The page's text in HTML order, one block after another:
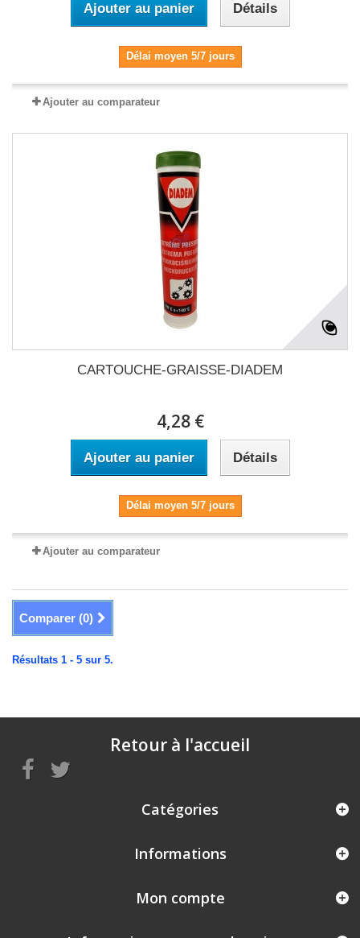
Ajouter au panier Détails
Délai moyen 5/7 jours
Ajouter au comparateur
CARTOUCHE-GRAISSE-DIADEM
4,28 €
Ajouter au panier Détails
Délai moyen 5/7 jours
Ajouter au comparateur
Comparer (0)
Résultats 1 - 5 sur 5.
Retour à l'accueil
Catégories
Informations
Mon compte